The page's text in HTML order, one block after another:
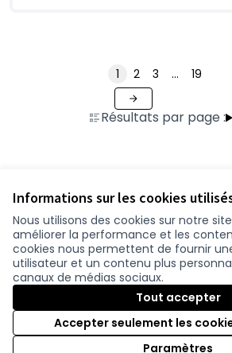
Informations sur les cookies
Nous utilisons des cookies sur notre
améliorer la performance et les
cookies nous permettent de fournir
utilisateur et un contenu plus
canaux de médias sociaux.
Tout accepter
Accepter seulement les
Paramètres
Résultats par page :
1 2 3 … 19
Conditions d'utilisation
Paramètres des cookies
participer.loire-atlantique.fr sur
(Nouvelle fenêtre)
participer.loire-atlantique.fr sur
(Nouvelle fenêtre)
participer.loire-atlantique.fr
(Nouvelle fenêtre)